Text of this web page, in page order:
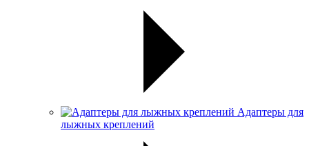
Адаптеры для
лыжных креплений